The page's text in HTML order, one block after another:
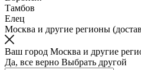
Тамбов
Елец
Москва и другие регионы
Ваш город Москва и другие
Да, все верно Выбрать другой